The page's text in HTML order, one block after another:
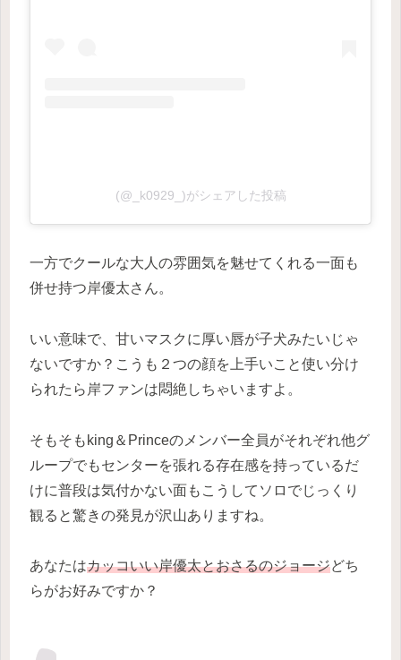
(@_k0929_)がシェアした投稿
一方でクールな大人の雰囲気を魅せてくれる一面も
併せ持つ岸優太さん。
いい意味で、甘いマスクに厚い唇が子犬みたいじゃ
ないですか？こうも２つの顔を上手いこと使い分け
られたら岸ファンは悶絶しちゃいますよ。
そもそもking＆Princeのメンバー全員がそれぞれ他グ
ループでもセンターを張れる存在感を持っているだ
けに普段は気付かない面もこうしてソロでじっくり
観ると驚きの発見が沢山ありますね。
あなたはカッコいい岸優太とおさるのジョージどち
らがお好みですか？